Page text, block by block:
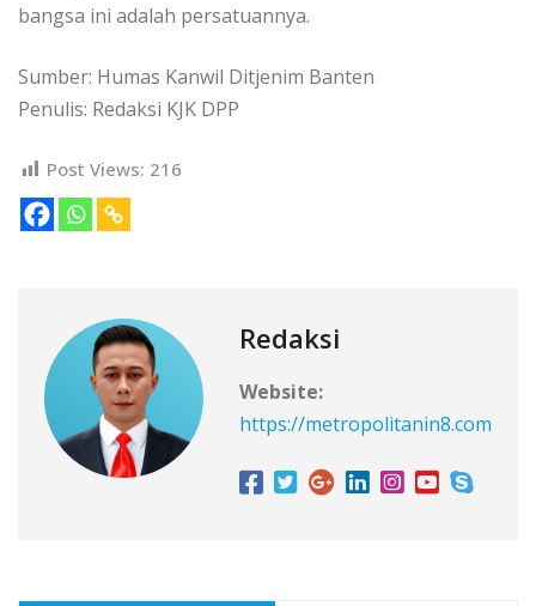
bangsa ini adalah persatuannya.
Sumber: Humas Kanwil Ditjenim Banten
Penulis: Redaksi KJK DPP
Post Views: 216
Redaksi
Website:
https://metropolitanin8.com